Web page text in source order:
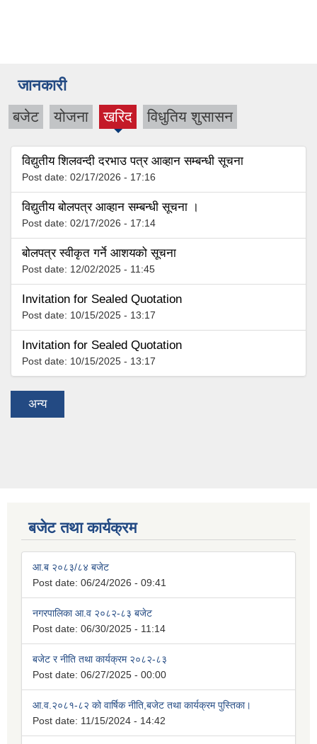
जानकारी
बजेट योजना खरिद
(active
विधुतिय शुसासन
विद्युतीय शिलवन्दी दरभाउ पत्र आव्हान सम्बन्धी सूचना
Post date: 02/17/2026 - 17:16
विद्युतीय बोलपत्र आव्हान सम्बन्धी सूचना ।
Post date: 02/17/2026 - 17:14
बोलपत्र स्वीकृत गर्ने आशयको सूचना
Post date: 12/02/2025 - 11:45
Invitation for Sealed Quotation
Post date: 10/15/2025 - 13:17
Invitation for Sealed Quotation
Post date: 10/15/2025 - 13:17
अन्य
बजेट तथा कार्यक्रम
आ.ब २०८३/८४ बजेट
Post date: 06/24/2026 - 09:41
नगरपालिका आ.व २०८२-८३ बजेट
Post date: 06/30/2025 - 11:14
बजेट र नीति तथा कार्यक्रम २०८२-८३
Post date: 06/27/2025 - 00:00
आ.व.२०८१-८२ को वार्षिक नीति,बजेट तथा कार्यक्रम पुस्तिका।
Post date: 11/15/2024 - 14:42